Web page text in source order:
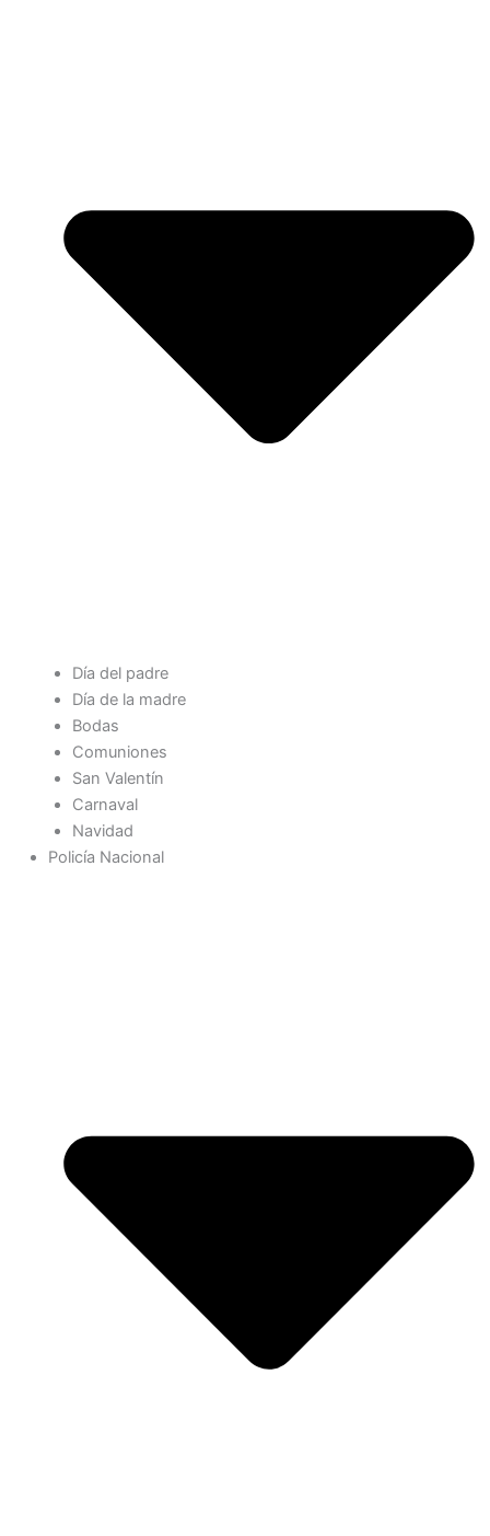
Día del padre
Día de la madre
Bodas
Comuniones
San Valentín
Carnaval
Navidad
Policía Nacional